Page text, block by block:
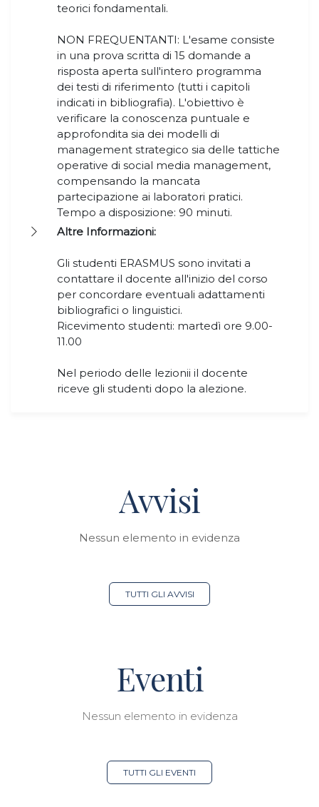
teorici fondamentali.
NON FREQUENTANTI: L'esame consiste
in una prova scritta di 15 domande a
risposta aperta sull'intero programma
dei testi di riferimento (tutti i capitoli
indicati in bibliografia). L'obiettivo è
verificare la conoscenza puntuale e
approfondita sia dei modelli di
management strategico sia delle tattiche
operative di social media management,
compensando la mancata
partecipazione ai laboratori pratici.
Tempo a disposizione: 90 minuti.
Altre Informazioni:
Gli studenti ERASMUS sono invitati a
contattare il docente all'inizio del corso
per concordare eventuali adattamenti
bibliografici o linguistici.
Ricevimento studenti: martedì ore 9.00-
11.00
Nel periodo delle lezionii il docente
riceve gli studenti dopo la alezione.
Avvisi
Nessun elemento in evidenza
TUTTI GLI AVVISI
Eventi
Nessun elemento in evidenza
TUTTI GLI EVENTI